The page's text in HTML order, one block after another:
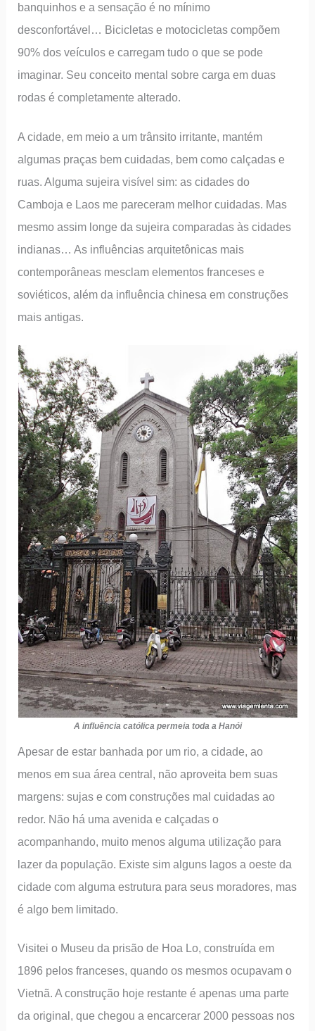
banquinhos e a sensação é no mínimo
desconfortável… Bicicletas e motocicletas compõem
90% dos veículos e carregam tudo o que se pode
imaginar. Seu conceito mental sobre carga em duas
rodas é completamente alterado.
A cidade, em meio a um trânsito irritante, mantém
algumas praças bem cuidadas, bem como calçadas e
ruas. Alguma sujeira visível sim: as cidades do
Camboja e Laos me pareceram melhor cuidadas. Mas
mesmo assim longe da sujeira comparadas às cidades
indianas… As influências arquitetônicas mais
contemporâneas mesclam elementos franceses e
soviéticos, além da influência chinesa em construções
mais antigas.
A influência católica permeia toda a Hanói
Apesar de estar banhada por um rio, a cidade, ao
menos em sua área central, não aproveita bem suas
margens: sujas e com construções mal cuidadas ao
redor. Não há uma avenida e calçadas o
acompanhando, muito menos alguma utilização para
lazer da população. Existe sim alguns lagos a oeste da
cidade com alguma estrutura para seus moradores, mas
é algo bem limitado.
Visitei o Museu da prisão de Hoa Lo, construída em
1896 pelos franceses, quando os mesmos ocupavam o
Vietnã. A construção hoje restante é apenas uma parte
da original, que chegou a encarcerar 2000 pessoas nos